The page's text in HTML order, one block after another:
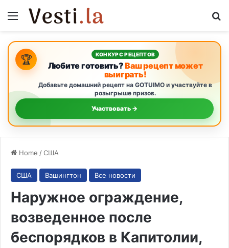
Menu
🏆 КОНКУРС РЕЦЕПТОВ
Любите готовить?Ваш рецепт может
выиграть!
Добавьте домашний рецепт на GOTUIMO и участвуйте в
розыгрыше призов.
Участвовать →
Home /США
США Вашингтон Все новости
Наружное ограждение,
возведенное после
беспорядков в Капитолии,